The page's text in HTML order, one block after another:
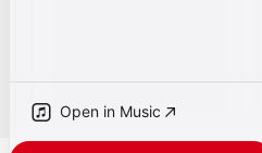
Open in Music